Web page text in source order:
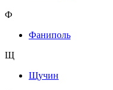
Ф
Фаниполь
Щ
Щучин